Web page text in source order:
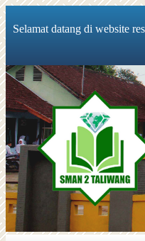
Selamat datang di website